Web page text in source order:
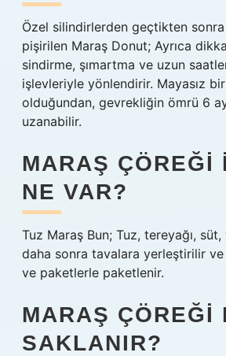
Özel silindirlerden geçtikten sonra
pişirilen Maraş Donut; Ayrıca
sindirme, şımartma ve uzun
işlevleriyle yönlendirir. Mayasız
olduğundan, gevrekliğin ömrü 6
uzanabilir.
MARAŞ ÇÖREĞI
NE VAR?
Tuz Maraş Bun; Tuz, tereyağı,
daha sonra tavalara yerleştirilir
ve paketlerle paketlenir.
MARAŞ ÇÖREĞI
SAKLANIR?